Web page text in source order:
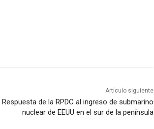
Artículo siguiente
Respuesta de la RPDC al ingreso de submarino
nuclear de EEUU en el sur de la península